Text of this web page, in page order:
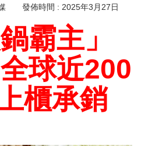
媒 發佈時間 : 2025年3月27日
霸主」
球近200
櫃承銷